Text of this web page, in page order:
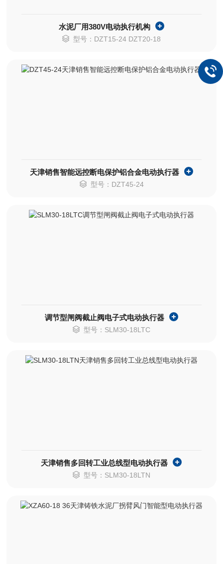
水泥厂用380V电动执行机构
型号：DZT15-24 DZT20-18
天津销售智能远控断电保护铝合金电动执行器
型号：DZT45-24
调节型闸阀截止阀电子式电动执行器
型号：SLM30-18LTC
天津销售多回转工业总线型电动执行器
型号：SLM30-18LTN